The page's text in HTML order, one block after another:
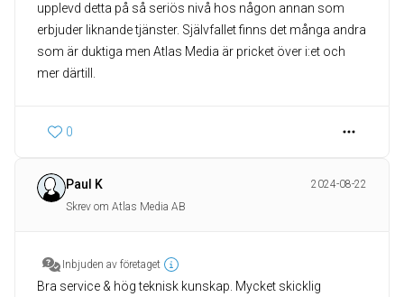
upplevd detta på så seriös nivå hos någon annan som
erbjuder liknande tjänster. Självfallet finns det många andra
som är duktiga men Atlas Media är pricket över i:et och
mer därtill.
0
Paul K
2024-08-22
Skrev om Atlas Media AB
Inbjuden av företaget
Bra service & hög teknisk kunskap. Mycket skicklig